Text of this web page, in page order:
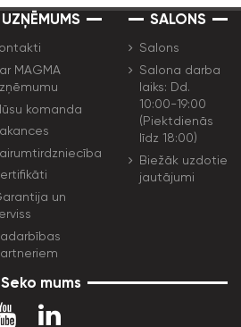
UZŅĒMUMS
MAGMA
komanda
un
SALONS
Salons
Salona darba
laiks: Dd.
10:00-19:00
(Piektdienās
līdz 18:00)
Biežāk uzdotie
jautājumi
Seko mums